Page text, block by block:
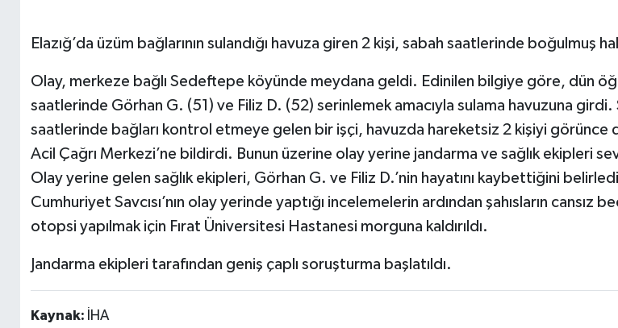
Elazığ’da üzüm bağlarının sulandığı havuza giren 2 kişi, sabah saatlerinde boğulmuş
Olay, merkeze bağlı Sedeftepe köyünde meydana geldi. Edinilen bilgiye göre, dün
saatlerinde Görhan G. (51) ve Filiz D. (52) serinlemek amacıyla sulama havuzuna girdi.
saatlerinde bağları kontrol etmeye gelen bir işçi, havuzda hareketsiz 2 kişiyi görünce
Acil Çağrı Merkezi’ne bildirdi. Bunun üzerine olay yerine jandarma ve sağlık ekipleri
Olay yerine gelen sağlık ekipleri, Görhan G. ve Filiz D.’nin hayatını kaybettiğini
Cumhuriyet Savcısı’nın olay yerinde yaptığı incelemelerin ardından şahısların cansız
otopsi yapılmak için Fırat Üniversitesi Hastanesi morguna kaldırıldı.
Jandarma ekipleri tarafından geniş çaplı soruşturma başlatıldı.
Kaynak: İHA